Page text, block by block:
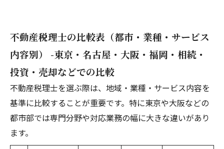
不動産税理士の比較表（都市・業種・サービス
内容別） -東京・名古屋・大阪・福岡・相続・
投資・売却などでの比較
不動産税理士を選ぶ際は、地域・業種・サービス内容を
基準に比較することが重要です。特に東京や大阪などの
都市部では専門分野や対応業務の幅に大きな違いがあり
ます。